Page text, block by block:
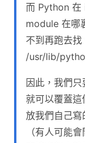
而 Python 在
module 在哪
不到再跑去
/usr/lib/
因此，我們只
就可以覆蓋
放我們自己寫
（有人可能